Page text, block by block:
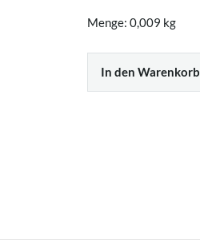
Menge: 0,009 kg
In den Warenkorb